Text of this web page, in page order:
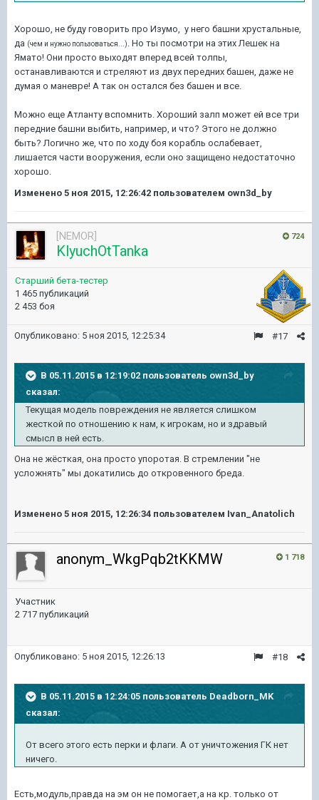
Хорошо, не буду говорить про Изумо, у него башни хрустальные,
да (чем и нужно пользоваться...). Но ты посмотри на этих Лешек на
Ямато! Они просто выходят вперед всей толпы,
останавливаются и стреляют из двух передних башен, даже не
думая о маневре! А так он остался без башен и все.
Можно еще Атланту вспомнить. Хороший залп может ей все три
передние башни выбить, например, и что? Этого не должно
быть? Логично же, что по ходу боя корабль ослабевает,
лишается части вооружения, если оно защищено недостаточно
хорошо.
Изменено 5 ноя 2015, 12:26:42 пользователем own3d_by
724
[NEMOR]
KlyuchOtTanka
Старший бета-тестер
1 465 публикаций
2 453 боя
#17
Опубликовано: 5 ноя 2015, 12:25:34
В 05.11.2015 в 12:19:02 пользователь own3d_by
сказал:
Текущая модель повреждения не является слишком
жесткой по отношению к нам, к игрокам, но и здравый
смысл в ней есть.
Она не жёсткая, она просто упоротая. В стремлении "не
усложнять" мы докатились до откровенного бреда.
Изменено 5 ноя 2015, 12:26:34 пользователем Ivan_Anatolich
1 718
anonym_WkgPqb2tKKMW
Участник
2 717 публикаций
#18
Опубликовано: 5 ноя 2015, 12:26:13
В 05.11.2015 в 12:24:05 пользователь Deadborn_MK
сказал:
От всего этого есть перки и флаги. А от уничтожения ГК нет
ничего.
Есть,модуль,правда на эм он не помогает,а на кр. только от